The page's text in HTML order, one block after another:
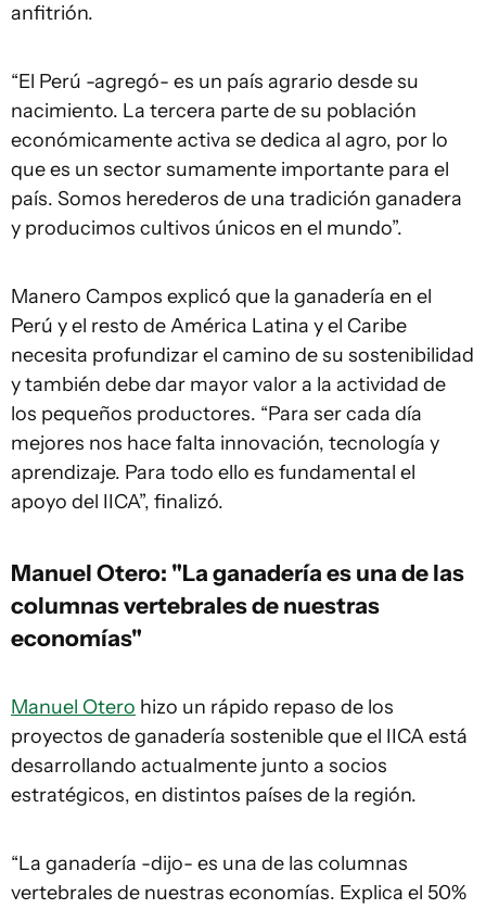
anfitrión.
“El Perú -agregó- es un país agrario desde su
nacimiento. La tercera parte de su población
económicamente activa se dedica al agro, por lo
que es un sector sumamente importante para el
país. Somos herederos de una tradición ganadera
y producimos cultivos únicos en el mundo”.
Manero Campos explicó que la ganadería en el
Perú y el resto de América Latina y el Caribe
necesita profundizar el camino de su sostenibilidad
y también debe dar mayor valor a la actividad de
los pequeños productores. “Para ser cada día
mejores nos hace falta innovación, tecnología y
aprendizaje. Para todo ello es fundamental el
apoyo del IICA”, finalizó.
Manuel Otero: "La ganadería es una de las
columnas vertebrales de nuestras
economías"
Manuel Otero hizo un rápido repaso de los
proyectos de ganadería sostenible que el IICA está
desarrollando actualmente junto a socios
estratégicos, en distintos países de la región.
“La ganadería -dijo- es una de las columnas
vertebrales de nuestras economías. Explica el 50%